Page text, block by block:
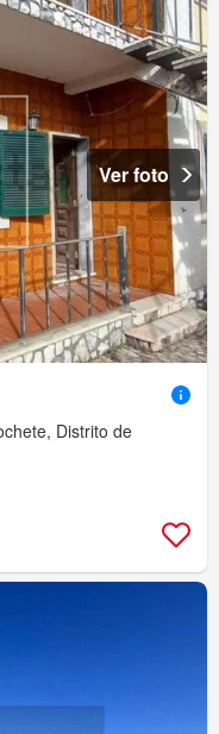
Ver foto
Distrito de